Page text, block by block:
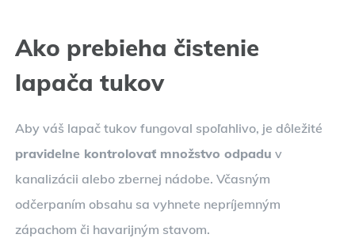
Ako prebieha čistenie
lapača tukov
Aby váš lapač tukov fungoval spoľahlivo, je dôležité
pravidelne kontrolovať množstvo odpadu v
kanalizácii alebo zbernej nádobe. Včasným
odčerpaním obsahu sa vyhnete nepríjemným
zápachom či havarijným stavom.